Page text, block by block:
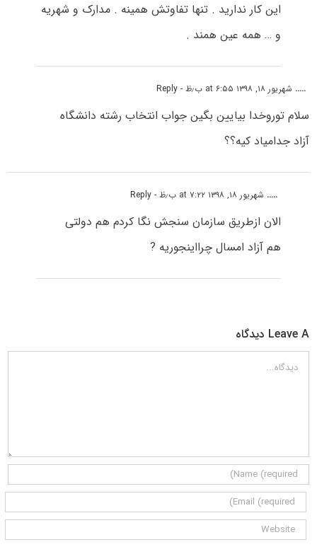
این کار ندارید . تنها تفاوتش همینه . مدارک و شهریه
و … همه عین همند .
..... شهریور ۱۸, ۱۳۹۸ at ۶:۵۵ ب٫ظ - Reply
سلام توروخدا بیایین بگین جواب انتخاب رشته دانشگاه
آزاد جدامیاد کیه؟؟
..... شهریور ۱۸, ۱۳۹۸ at ۷:۲۲ ب٫ظ - Reply
الان ازطریق سازمان سنجش نگا کردم هم دولتی
هم آزاد امسال چرااینجوریه ?
Leave A دیدگاه
دیدگاه